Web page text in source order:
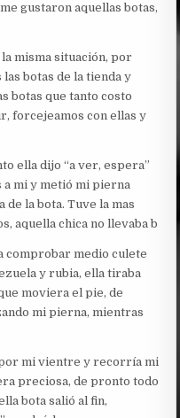
gustaron aquellas botas,
misma situación, por
botas de la tienda y
botas que tanto costo
forcejeamos con ellas y
ella dijo “a ver, espera”
a mi y metió mi pierna
la bota. Tuve la mas
aquella chica no llevaba b
comprobar medio culete
y rubia, ella tiraba
moviera el pie, de
mi pierna, mientras
mi vientre y recorría mi
preciosa, de pronto todo
bota salió al fin,